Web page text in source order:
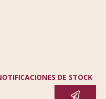
DE STOCK